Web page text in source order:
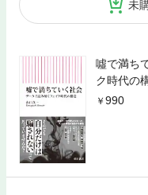
未
噓で満ち
ク時代の
990